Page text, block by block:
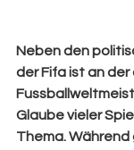
Neben den
der Fifa ist an der
Glaube vieler
Thema. Während